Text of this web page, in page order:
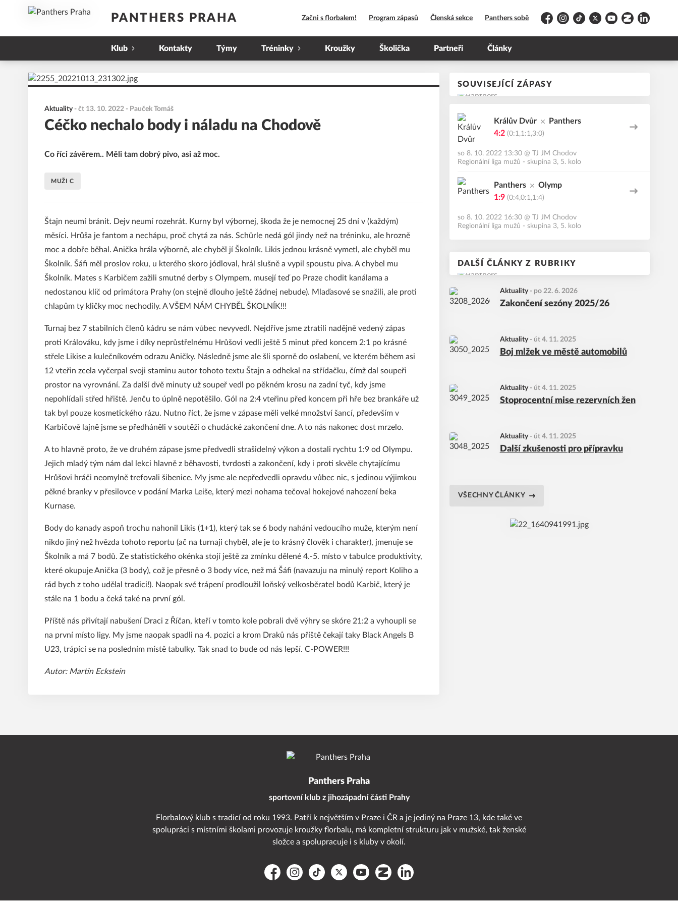
PANTHERS PRAHA Začni s florbalem! Program zápasů Členská sekce Panthers sobě
FacebookInstagram
TikTokPlatform X
YouTubeZoneramaLinkedIn
Klub Kontakty Týmy Tréninky Kroužky Školička Partneři Články
SOUVISEJÍCÍ ZÁPASY
Králův Dvůr
Panthers
4:2 (0:1,1:1,3:0)
so 8. 10. 2022 13:30@
TJ JM Chodov
Regionální liga mužů - skupina 3, 5. kolo
Panthers
Olymp
1:9 (0:4,0:1,1:4)
so 8. 10. 2022 16:30@
TJ JM Chodov
Regionální liga mužů - skupina 3, 5. kolo
DALŠÍ ČLÁNKY Z RUBRIKY
Aktuality- po 22. 6. 2026
Zakončení sezóny 2025/26
Aktuality- út 4. 11. 2025
Boj mlžek ve městě automobilů
Aktuality- út 4. 11. 2025
Stoprocentní mise rezervních žen
Aktuality- út 4. 11. 2025
Další zkušenosti pro přípravku
VŠECHNY ČLÁNKY
Aktuality - čt 13. 10. 2022 - Pauček Tomáš
Céčko nechalo body i náladu na Chodově
Co říci závěrem.. Měli tam dobrý pivo, asi až moc.
MUŽI C
Štajn neumí bránit. Dejv neumí rozehrát. Kurny byl výbornej, škoda že je nemocnej 25 dní v (každým)
měsíci. Hrůša je fantom a nechápu, proč chytá za nás. Schürle nedá gól jindy než na tréninku, ale hrozně
moc a dobře běhal. Anička hrála výborně, ale chyběl jí Školník. Likis jednou krásně vymetl, ale chyběl mu
Školník. Šáfi měl proslov roku, u kterého skoro jódloval, hrál slušně a vypil spoustu piva. A chybel mu
Školník. Mates s Karbičem zažili smutné derby s Olympem, musejí teď po Praze chodit kanálama a
nedostanou klíč od primátora Prahy (on stejně dlouho ještě žádnej nebude). Mlaďasové se snažili, ale proti
chlapům ty kličky moc nechodily. A VŠEM NÁM CHYBĚL ŠKOLNÍK!!!
Turnaj bez 7 stabilních členů kádru se nám vůbec nevyvedl. Nejdříve jsme ztratili nadějně vedený zápas
proti Králováku, kdy jsme i díky neprůstřelnému Hrůšovi vedli ještě 5 minut před koncem 2:1 po krásné
střele Likise a kulečníkovém odrazu Aničky. Následně jsme ale šli sporně do oslabení, ve kterém během asi
12 vteřin zcela vyčerpal svoji staminu autor tohoto textu Štajn a odhekal na střídačku, čímž dal soupeři
prostor na vyrovnání. Za další dvě minuty už soupeř vedl po pěkném krosu na zadní tyč, kdy jsme
nepohlídali střed hřiště. Jenču to úplně nepotěšilo. Gól na 2:4 vteřinu před koncem při hře bez brankáře už
tak byl pouze kosmetického rázu. Nutno říct, že jsme v zápase měli velké množství šancí, především v
Karbičově lajně jsme se předháněli v soutěži o chudácké zakončení dne. A to nás nakonec dost mrzelo.
A to hlavně proto, že ve druhém zápase jsme předvedli strašidelný výkon a dostali rychtu 1:9 od Olympu.
Jejich mladý tým nám dal lekci hlavně z běhavosti, tvrdosti a zakončení, kdy i proti skvěle chytajícímu
Hrůšovi hráči neomylně trefovali šibenice. My jsme ale nepředvedli opravdu vůbec nic, s jedinou výjimkou
pěkné branky v přesilovce v podání Marka Leiše, který mezi nohama tečoval hokejové nahození beka
Kurnase.
Body do kanady aspoň trochu nahonil Likis (1+1), který tak se 6 body nahání vedoucího muže, kterým není
nikdo jiný než hvězda tohoto reportu (ač na turnaji chyběl, ale je to krásný člověk i charakter), jmenuje se
Školník a má 7 bodů. Ze statistického okénka stojí ještě za zmínku dělené 4.-5. místo v tabulce produktivity,
které okupuje Anička (3 body), což je přesně o 3 body více, než má Šáfi (navazuju na minulý report Koliho a
rád bych z toho udělal tradici!). Naopak své trápení prodloužil loňský velkosběratel bodů Karbič, který je
stále na 1 bodu a čeká také na první gól.
Příště nás přivítají nabušení Draci z Říčan, kteří v tomto kole pobrali dvě výhry se skóre 21:2 a vyhoupli se
na první místo ligy. My jsme naopak spadli na 4. pozici a krom Draků nás příště čekají taky Black Angels B
U23, trápící se na posledním místě tabulky. Tak snad to bude od nás lepší. C-POWER!!!
Autor: Martin Eckstein
Panthers Praha
sportovní klub z jihozápadní části Prahy
Florbalový klub s tradicí od roku 1993. Patří k největším v Praze i ČR a je jediný na Praze 13, kde také ve
spolupráci s místními školami provozuje kroužky florbalu, má kompletní strukturu jak v mužské, tak ženské
složce a spolupracuje i s kluby v okolí.
FacebookInstagram
TikTok Platform XYouTubeZoneramaLinkedIn